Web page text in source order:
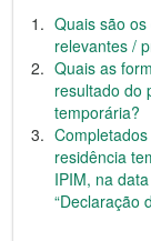
Quais são
relevantes /
Quais as
resultado do
temporária?
residência
IPIM, na
“Declaração